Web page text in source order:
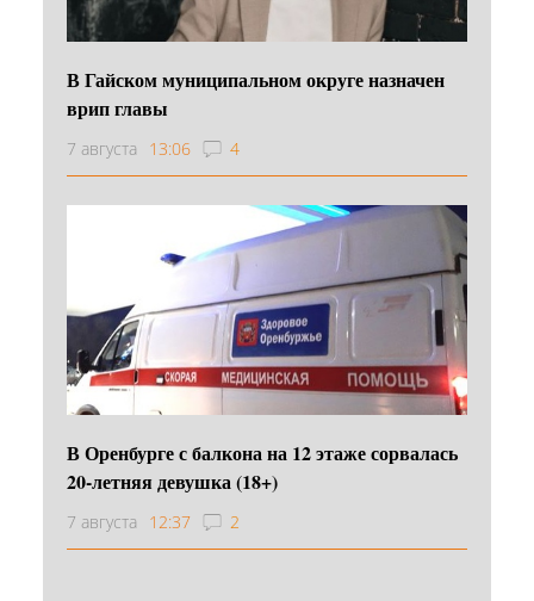
В Гайском муниципальном округе назначен
врип главы
7 августа 13:06 4
В Оренбурге с балкона на 12 этаже сорвалась
20-летняя девушка (18+)
7 августа 12:37 2